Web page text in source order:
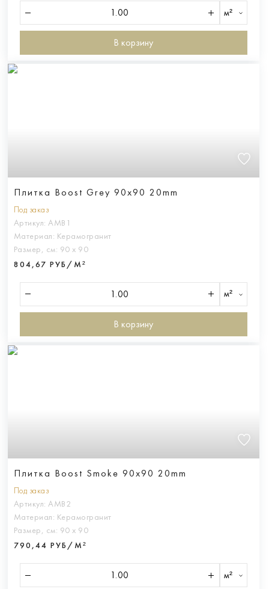
м²
В корзину
Плитка Boost Grey 90x90 20mm
Под заказ
Артикул: AMB1
Материал: Керамогранит
Размер, см: 90 х 90
804,67 РУБ/М²
м²
В корзину
Плитка Boost Smoke 90x90 20mm
Под заказ
Артикул: AMB2
Материал: Керамогранит
Размер, см: 90 х 90
790,44 РУБ/М²
м²